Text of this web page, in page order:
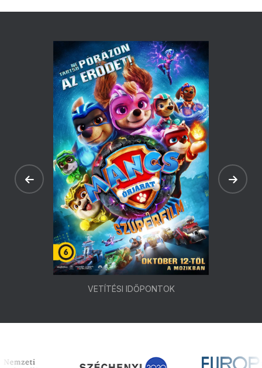
VETÍTÉSI IDŐPONTOK